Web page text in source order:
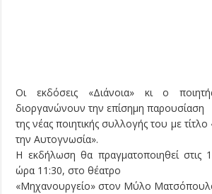
Οι εκδόσεις «Διάνοια» κι ο
διοργανώνουν την επίσημη παρουσίαση
της νέας ποιητικής συλλογής του με
την Αυτογνωσία».
Η εκδήλωση θα πραγματοποιηθεί στις
ώρα 11:30, στο θέατρο
«Μηχανουργείο» στον Μύλο